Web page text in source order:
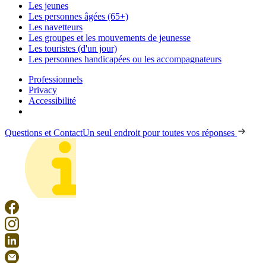
Les jeunes
Les personnes âgées (65+)
Les navetteurs
Les groupes et les mouvements de jeunesse
Les touristes (d'un jour)
Les personnes handicapées ou les accompagnateurs
Professionnels
Privacy
Accessibilité
Questions et ContactUn seul endroit pour toutes vos réponses